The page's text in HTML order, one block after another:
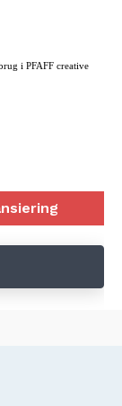
i PFAFF creative